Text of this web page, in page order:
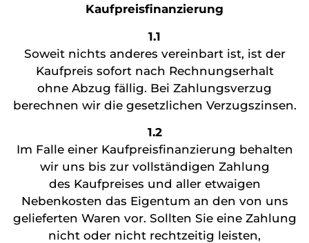
Kaufpreisfinanzierung
1.1
Soweit nichts anderes vereinbart ist, ist der
Kaufpreis sofort nach Rechnungserhalt
ohne Abzug fällig. Bei Zahlungsverzug
berechnen wir die gesetzlichen Verzugszinsen.
1.2
Im Falle einer Kaufpreisfinanzierung behalten
wir uns bis zur vollständigen Zahlung
des Kaufpreises und aller etwaigen
Nebenkosten das Eigentum an den von uns
gelieferten Waren vor. Sollten Sie eine Zahlung
nicht oder nicht rechtzeitig leisten,